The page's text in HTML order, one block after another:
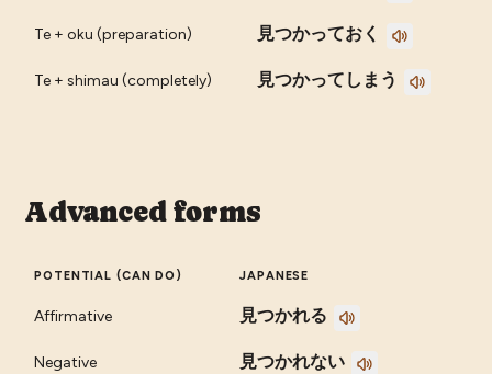
Te + oku (preparation) 見つかっておく
Te + shimau (completely) 見つかってしまう
Advanced forms
POTENTIAL (CAN DO) JAPANESE
Affirmative 見つかれる
Negative 見つかれない